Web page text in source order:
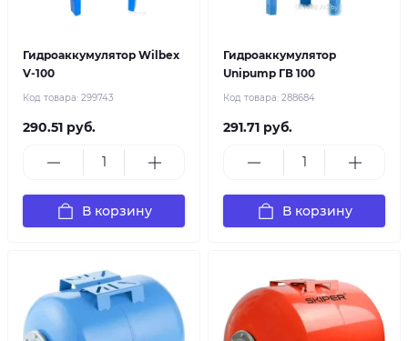
Гидроаккумулятор Wilbex
V-100
Код товара: 299743
290.51 руб.
В корзину
Гидроаккумулятор
Unipump ГВ 100
Код товара: 288684
291.71 руб.
В корзину